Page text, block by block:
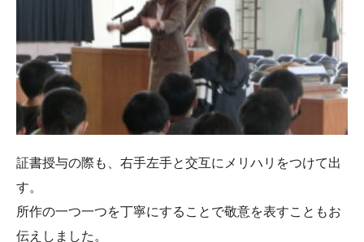
証書授与の際も、右手左手と交互にメリハリをつけて出
す。
所作の一つ一つを丁寧にすることで敬意を表すこともお
伝えしました。